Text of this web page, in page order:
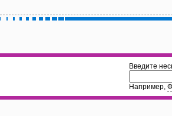
Введите
Например,